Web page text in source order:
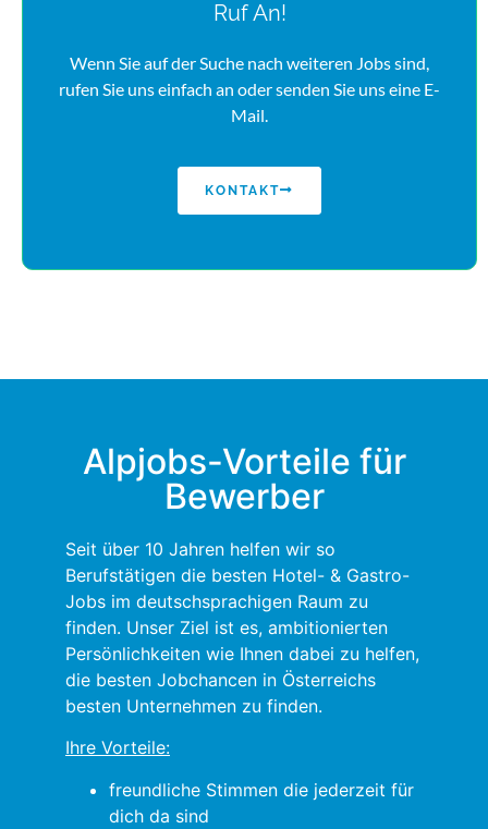
Ruf An!
Wenn Sie auf der Suche nach weiteren Jobs sind,
rufen Sie uns einfach an oder senden Sie uns eine E-
Mail.
KONTAKT
Alpjobs-Vorteile für
Bewerber
Seit über 10 Jahren helfen wir so
Berufstätigen die besten Hotel- & Gastro-
Jobs im deutschsprachigen Raum zu
finden. Unser Ziel ist es, ambitionierten
Persönlichkeiten wie Ihnen dabei zu helfen,
die besten Jobchancen in Österreichs
besten Unternehmen zu finden.
Ihre Vorteile:
freundliche Stimmen die jederzeit für
dich da sind